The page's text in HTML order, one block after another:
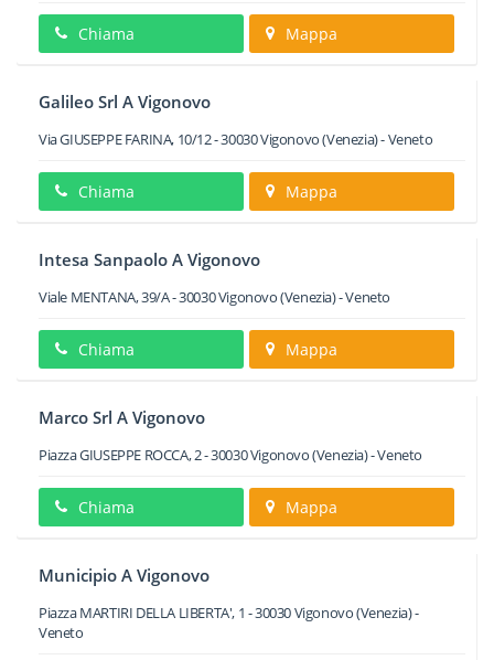
Chiama Mappa
Galileo Srl A Vigonovo
Via GIUSEPPE FARINA, 10/12-30030Vigonovo(Venezia) -Veneto
Chiama Mappa
Intesa Sanpaolo A Vigonovo
Viale MENTANA, 39/A-30030Vigonovo(Venezia) -Veneto
Chiama Mappa
Marco Srl A Vigonovo
Piazza GIUSEPPE ROCCA, 2-30030Vigonovo(Venezia) -Veneto
Chiama Mappa
Municipio A Vigonovo
Piazza MARTIRI DELLA LIBERTA', 1 -30030Vigonovo(Venezia) -
Veneto